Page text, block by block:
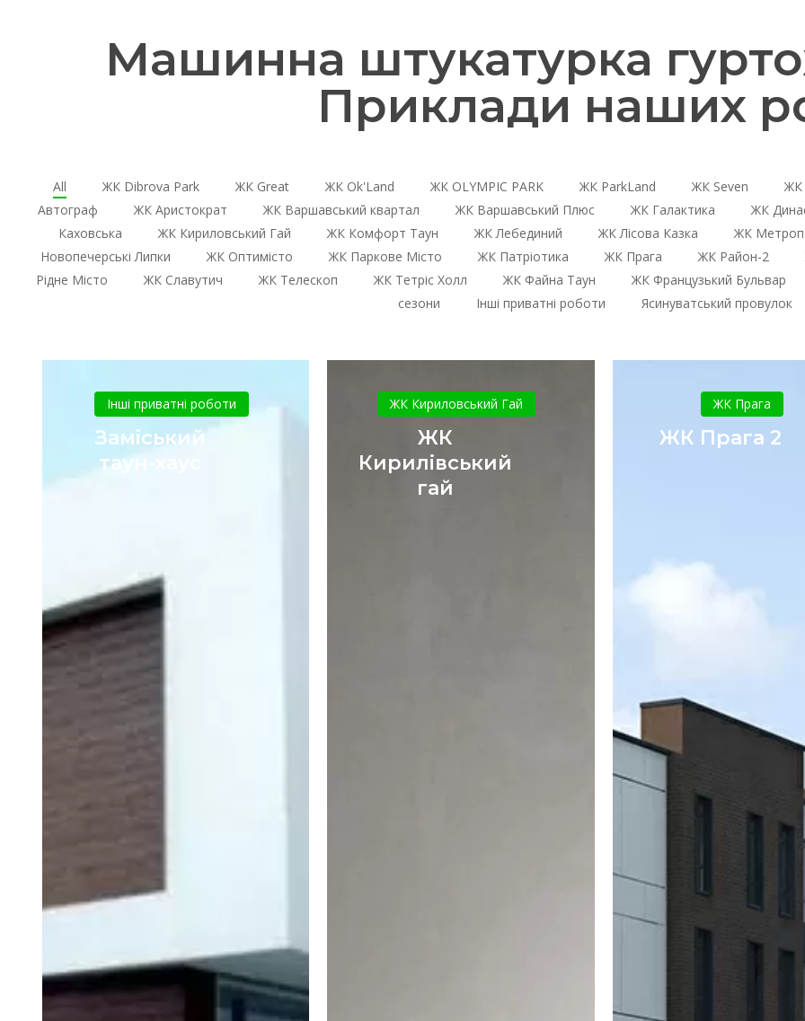
Машинна штукатурка
Приклади наших
All ЖК Dibrova Park ЖК Great ЖК Ok'Land ЖК OLYMPIC PARK ЖК ParkLand ЖК Seven ЖК
Автограф
ЖК Аристократ ЖК Варшавський квартал ЖК Варшавський Плюс ЖК Галактика ЖК
Каховська
ЖК Кириловський Гай ЖК Комфорт Таун ЖК Лебединий ЖК Лісова Казка ЖК
Новопечерські Липки
ЖК Оптимісто ЖК Паркове Місто ЖК Патріотика ЖК Прага ЖК Район-2
Рідне Місто
ЖК Славутич ЖК Телескоп ЖК Тетріс Холл ЖК Файна Таун ЖК Французький Бульвар
сезони
Інші приватні роботи Ясинуватський провулок
таун-
хаус
Інші приватні роботи
Заміський
таун-хаус
Кирилівський
гай
ЖК Кириловський Гай
ЖК
Кирилівський
гай
Прага
2
ЖК Прага
ЖК Прага 2